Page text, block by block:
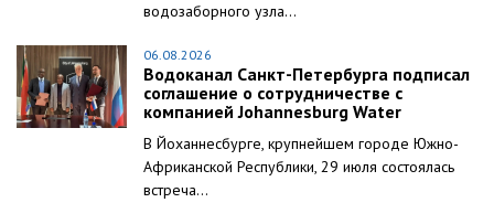
водозаборного узла...
06.08.2026
Водоканал Санкт-Петербурга подписал
соглашение о сотрудничестве с
компанией Johannesburg Water
В Йоханнесбурге, крупнейшем городе Южно-
Африканской Республики, 29 июля состоялась
встреча...